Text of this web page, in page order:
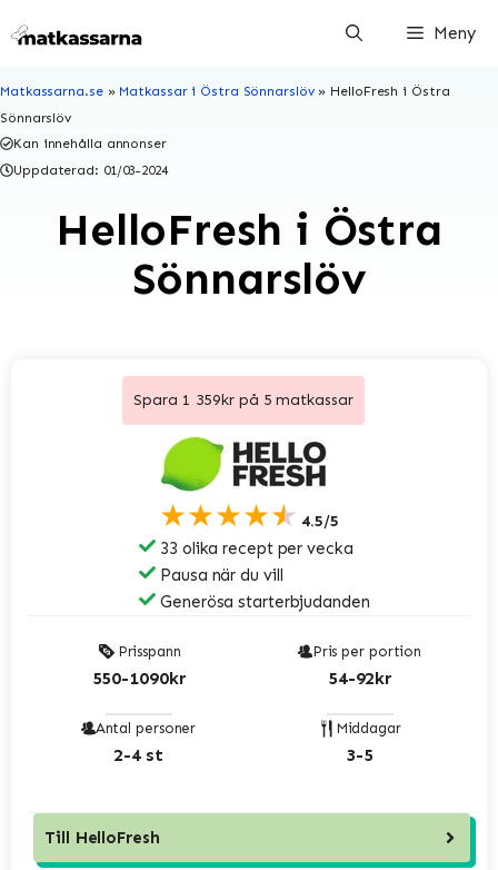
till
Meny
Matkassarna.se» Matkassar i Östra Sönnarslöv» HelloFresh i Östra
Sönnarslöv
Kan innehålla annonser
Uppdaterad: 01/03-2024
HelloFresh i Östra
Sönnarslöv
Spara 1 359kr på 5 matkassar
★★★★★ 4.5/5
33 olika recept per vecka
Pausa när du vill
Generösa starterbjudanden
Prisspann
550-1090kr
Pris per portion
54-92kr
Antal personer
2-4 st
Middagar
3-5
Till HelloFresh